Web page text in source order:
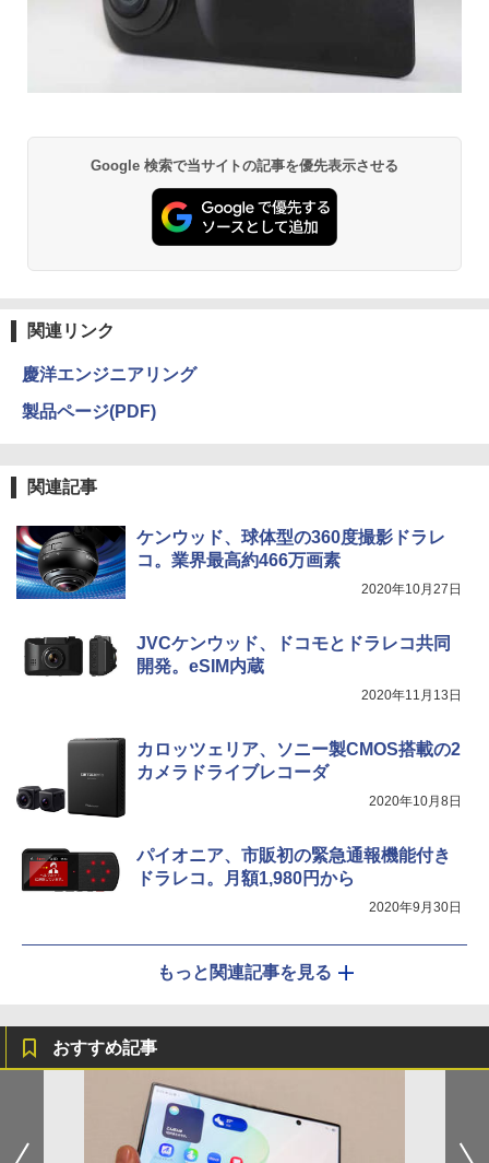
Google 検索で当サイトの記事を優先表示させる
関連リンク
慶洋エンジニアリング
製品ページ(PDF)
関連記事
ケンウッド、球体型の360度撮影ドラレ
コ。業界最高約466万画素
2020年10月27日
JVCケンウッド、ドコモとドラレコ共同
開発。eSIM内蔵
2020年11月13日
カロッツェリア、ソニー製CMOS搭載の2
カメラドライブレコーダ
2020年10月8日
パイオニア、市販初の緊急通報機能付き
ドラレコ。月額1,980円から
2020年9月30日
もっと関連記事を見る
おすすめ記事